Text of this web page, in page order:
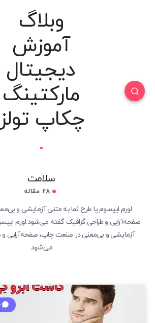
وبلاگ
آموزش
دیجیتال
مارکتینگ
چکاپ تولز
سلامت
28 مقاله
لورم ایپسوم یا طرح‌ نما به متنی آزمایشی و
صفحه‌آرایی و طراحی گرافیک گفته می‌شود.لورم
آزمایشی و بی‌معنی در صنعت چاپ، صفحه‌آرایی و
می‌شود.